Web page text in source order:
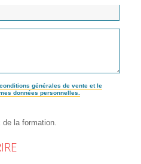
générales de vente et le
données personnelles.
la formation.